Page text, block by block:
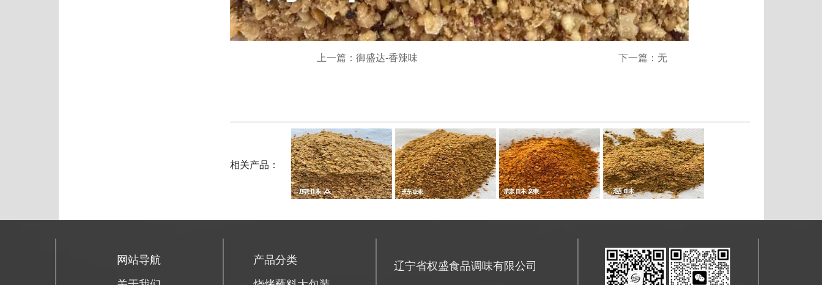
上一篇：御盛达-香辣味 下一篇：无
相关产品：
网站导航
产品分类
辽宁省权盛食品调味有限公司